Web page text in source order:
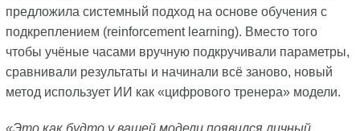
предложила системный подход на основе обучения с
подкреплением (reinforcement learning). Вместо того
чтобы учёные часами вручную подкручивали параметры,
сравнивали результаты и начинали всё заново, новый
метод использует ИИ как «цифрового тренера» модели.